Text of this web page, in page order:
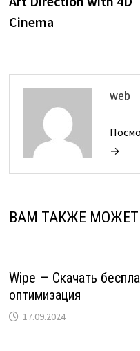
записям
Cinema
web
→
ВАМ ТАКЖЕ
Wipe — Скачать
оптимизация
17.09.2024